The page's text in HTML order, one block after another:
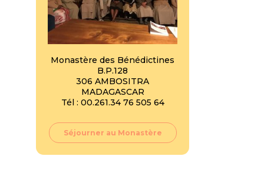
Monastère des Bénédictines
B.P.128
306 AMBOSITRA
MADAGASCAR
Tél : 00.261.34 76 505 64
Séjourner au Monastère